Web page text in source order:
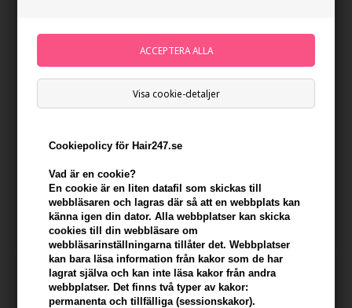
Visa cookie-detaljer
Cookiepolicy för Hair247.se
Vad är en cookie?
En cookie är en liten datafil som skickas till
webbläsaren och lagras där så att en webbplats kan
känna igen din dator. Alla webbplatser kan skicka
cookies till din webbläsare om
webbläsarinställningarna tillåter det. Webbplatser
kan bara läsa information från kakor som de har
lagrat själva och kan inte läsa kakor från andra
webbplatser. Det finns två typer av kakor:
permanenta och tillfälliga (sessionskakor).
Volumizing Shampoo 250ml x
SEK
214,00